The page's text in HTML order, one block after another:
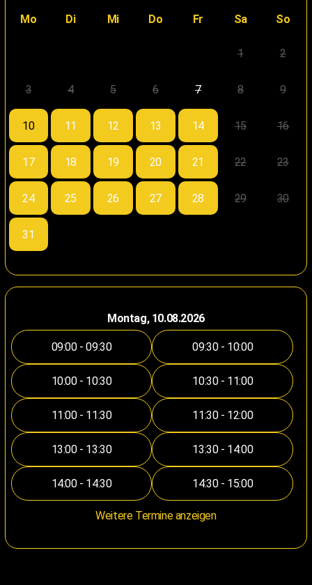
Mo Di Mi Do Fr Sa So
1 2
3 4 5 6 7 8 9
10 11 12 13 14 15 16
17 18 19 20 21 22 23
24 25 26 27 28 29 30
31
Montag, 10.08.2026
09:00 - 09:30 09:30 - 10:00
10:00 - 10:30 10:30 - 11:00
11:00 - 11:30 11:30 - 12:00
13:00 - 13:30 13:30 - 14:00
14:00 - 14:30 14:30 - 15:00
Weitere Termine anzeigen